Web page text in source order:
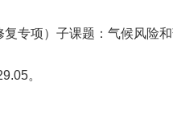
专项）子课题：气候风险
。